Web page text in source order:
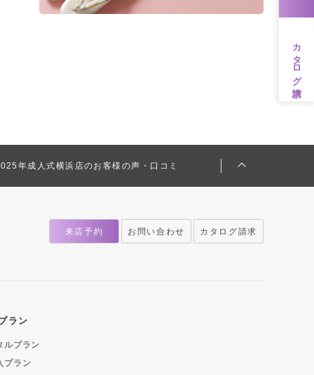
年成人式横浜店のお客様の声・口コミ
カタログ請求
来店予約 お問い合わせ カタログ請求
ラン
ルプラン
プラン